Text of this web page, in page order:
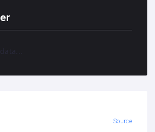
Source